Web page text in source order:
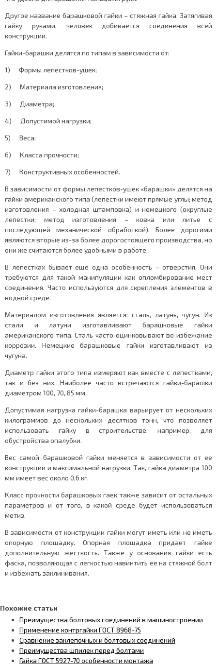
Другое название барашковой гайки – стяжная гайка. Затягивая
гайку руками, человек добивается соединения всей
конструкции.
Гайки-барашки делятся по типам в зависимости от:
1) Формы лепестков-ушек;
2) Материала изготовления;
3) Диаметра;
4) Допустимой нагрузки;
5) Веса;
6) Класса прочности;
7) Конструктивных особенностей.
В зависимости от формы лепестков-ушек «барашки» делятся на
гайки американского типа (лепестки имеют прямые углы; метод
изготовления – холодная штамповка) и немецкого (округлые
лепестки; метод изготовления – ковка или литье с
последующей механической обработкой). Более дорогими
являются вторые из-за более дорогостоящего производства, но
они же считаются более удобными в работе.
В лепестках бывает еще одна особенность – отверстия. Они
требуются для такой манипуляции как опломбирование мест
соединения. Часто используются для скрепления элементов в
водной среде.
Материалом изготовления является: сталь, латунь, чугун. Из
стали и латуни изготавливают барашковые гайки
американского типа. Сталь часто оцинковывают во избежание
коррозии. Немецкие барашковые гайки изготавливают из
чугуна.
Диаметр гайки этого типа измеряют как вместе с лепестками,
так и без них. Наиболее часто встречаются гайки-барашки
диаметром 100, 70, 85 мм.
Допустимая нагрузка гайки-барашка варьирует от нескольких
килограммов до нескольких десятков тонн, что позволяет
использовать гайку в строительстве, например, для
обустройства опалубки.
Вес самой барашковой гайки меняется в зависимости от ее
конструкции и максимальной нагрузки. Так, гайка диаметра 100
мм имеет вес около 0,6 кг.
Класс прочности барашковых гаек также зависит от остальных
параметров и от того, в какой среде будет использоваться
метиз.
В зависимости от конструкции гайки могут иметь или не иметь
опорную площадку. Опорная площадка придает гайке
дополнительную жесткость. Также у основания гайки есть
фаска, позволяющая с легкостью навинтить ее на стяжной болт
и избежать заклинивания.
Похожие статьи
Преимущества болтовых соединений в машиностроении
Применение контргайки ГОСТ 8968-75
Сравнение заклепочных и болтовых соединений
Преимущества шпилек перед болтами
Гайка ГОСТ 5927-70 особенности монтажа